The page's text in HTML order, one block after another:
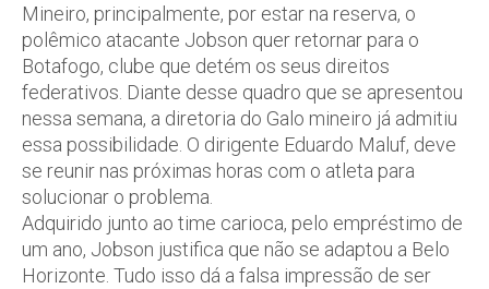
Mineiro, principalmente, por estar na reserva, o
polêmico atacante Jobson quer retornar para o
Botafogo, clube que detém os seus direitos
federativos. Diante desse quadro que se apresentou
nessa semana, a diretoria do Galo mineiro já admitiu
essa possibilidade. O dirigente Eduardo Maluf, deve
se reunir nas próximas horas com o atleta para
solucionar o problema.
Adquirido junto ao time carioca, pelo empréstimo de
um ano, Jobson justifica que não se adaptou a Belo
Horizonte. Tudo isso dá a falsa impressão de ser